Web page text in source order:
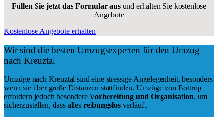
Füllen Sie jetzt das Formular aus und erhalten Sie kostenlose
Angebote
Kostenlose Angebote erhalten
Wir sind die besten Umzugsexperten für den Umzug
nach Kreuztal
Umzüge nach Kreuztal sind eine stressige Angelegenheit, besonders
wenn sie über große Distanzen stattfinden. Umzüge von Bottrop
erfordern jedoch besondere Vorbereitung und Organisation, um
sicherzustellen, dass alles reibungslos verläuft.